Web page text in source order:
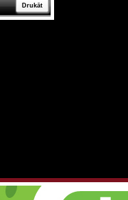
Drukāt